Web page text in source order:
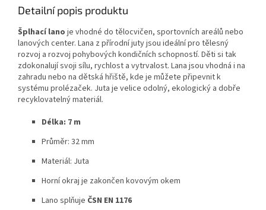
Detailní popis produktu
Šplhací lano je vhodné do tělocvičen, sportovních areálů nebo
lanových center. Lana z přírodní juty jsou ideální pro tělesný
rozvoj a rozvoj pohybových kondičních schopností. Děti si tak
zdokonalují svoji sílu, rychlost a vytrvalost. Lana jsou vhodná i na
zahradu nebo na dětská hřiště, kde je můžete připevnit k
systému prolézaček. Juta je velice odolný, ekologický a dobře
recyklovatelný materiál.
Délka: 7 m
Průměr: 32 mm
Materiál: Juta
Horní okraj je zakončen kovovým okem
Lano splňuje ČSN EN 1176